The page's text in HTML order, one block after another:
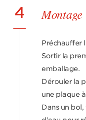
4 Montage
Préchauffer
Sortir la
emballage.
Dérouler la
une plaque
Dans un